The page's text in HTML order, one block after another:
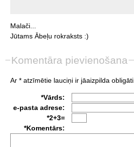
Malači...
Jūtams Ābeļu rokraksts :)
Komentāra pievienošana
Ar * atzīmētie lauciņi ir jāaizpilda obligāti.
*Vārds:
e-pasta adrese:
*2+3=
*Komentārs: